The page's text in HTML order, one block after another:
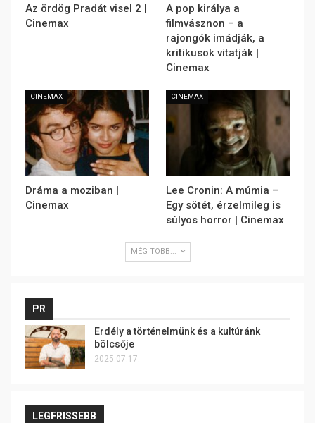
Az ördög Pradát visel 2 |
Cinemax
A pop királya a
filmvásznon – a
rajongók imádják, a
kritikusok vitatják |
Cinemax
CINEMAX
Dráma a moziban |
Cinemax
CINEMAX
Lee Cronin: A múmia –
Egy sötét, érzelmileg is
súlyos horror | Cinemax
MÉG TÖBB...
PR
Erdély a történelmünk és a kultúránk
bölcsője
2025.07.17.
LEGFRISSEBB